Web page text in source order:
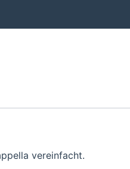
vereinfacht.